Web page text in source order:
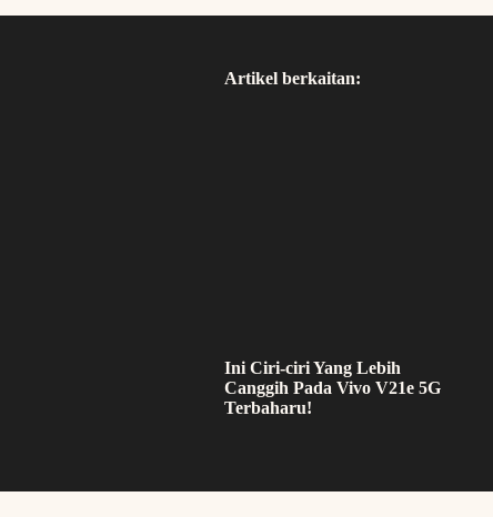
Artikel berkaitan:
Ini Ciri-ciri Yang Lebih
Canggih Pada Vivo V21e 5G
Terbaharu!